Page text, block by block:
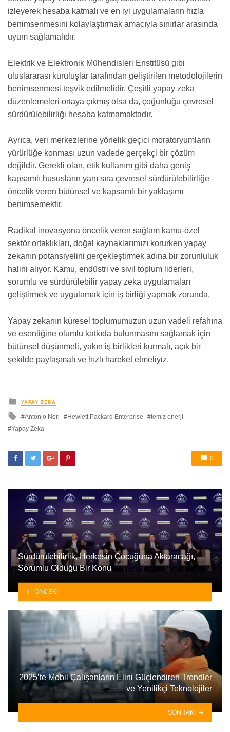
izleyerek hesaba katmalı ve en iyi uygulamaların hızla
benimsenmesini kolaylaştırmak amacıyla sınırlar arasında
uyum sağlamalıdır.
Elektrik ve Elektronik Mühendisleri Enstitüsü gibi
uluslararası kuruluşlar tarafından geliştirilen metodolojilerin
benimsenmesi teşvik edilmelidir. Çeşitli yapay zeka
düzenlemeleri ortaya çıkmış olsa da, çoğunluğu çevresel
sürdürülebilirliği hesaba katmamaktadır.
Ayrıca, veri merkezlerine yönelik geçici moratoryumların
yürürlüğe konması uzun vadede gerçekçi bir çözüm
değildir. Gerekli olan, etik kullanım gibi daha geniş
kapsamlı hususların yanı sıra çevresel sürdürülebilirliğe
öncelik veren bütünsel ve kapsamlı bir yaklaşımı
benimsemektir.
Radikal inovasyona öncelik veren sağlam kamu-özel
sektör ortaklıkları, doğal kaynaklarımızı korurken yapay
zekanın potansiyelini gerçekleştirmek adına bir zorunluluk
halini alıyor. Kamu, endüstri ve sivil toplum liderleri,
sorumlu ve sürdürülebilir yapay zeka uygulamaları
geliştirmek ve uygulamak için iş birliği yapmak zorunda.
Yapay zekanın küresel toplumumuzun uzun vadeli refahına
ve esenliğine olumlu katkıda bulunmasını sağlamak için
bütünsel düşünmeli, yakın iş birlikleri kurmalı, açık bir
şekilde paylaşmalı ve hızlı hareket etmeliyiz.
yayınlanan
YAPAY ZEKA
ile
etkilendi
Antonio Neri Hewlett Packard Enterprise
temiz enerji
Yapay Zeka
0
Sürdürülebilirlik, Herkesin Çocuğuna Aktaracağı,
Sorumlu Olduğu Bir Konu
ÖNCEKI
2025’te Mobil Çalışanların Elini Güçlendiren Trendler
ve Yenilikçi Teknolojiler
SONRAKI